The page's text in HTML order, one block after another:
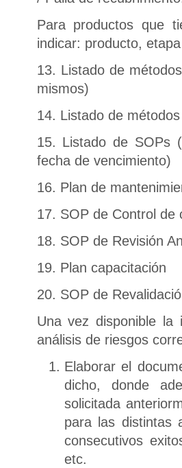
Para productos que
indicar: producto,
13. Listado de
mismos)
14. Listado de
15. Listado de SOPs
fecha de vencimiento)
16. Plan de
17. SOP de Control de
18. SOP de Revisión
19. Plan capacitación
20. SOP de
Una vez disponible la
análisis de riesgos
Elaborar el
dicho, donde
solicitada
para las distintas
consecutivos
etc.